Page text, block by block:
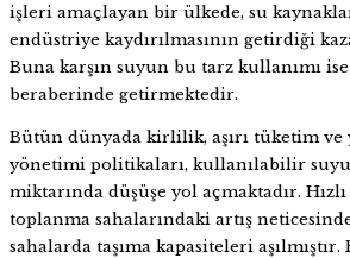
işleri amaçlayan bir ülkede, su
endüstriye kaydırılmasının getirdiği
Buna karşın suyun bu tarz kullanımı
beraberinde getirmektedir.
Bütün dünyada kirlilik, aşırı tüketim
yönetimi politikaları, kullanılabilir
miktarında düşüşe yol açmaktadır.
toplanma sahalarındaki artış
sahalarda taşıma kapasiteleri